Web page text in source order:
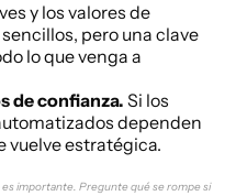
y los valores de
pero una clave
lo que venga a
de confianza. Si los
dependen
vuelve estratégica.
importante. Pregunte qué se rompe si